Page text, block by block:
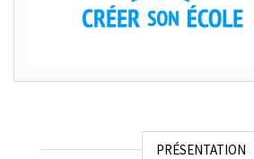
PRÉSENTATION